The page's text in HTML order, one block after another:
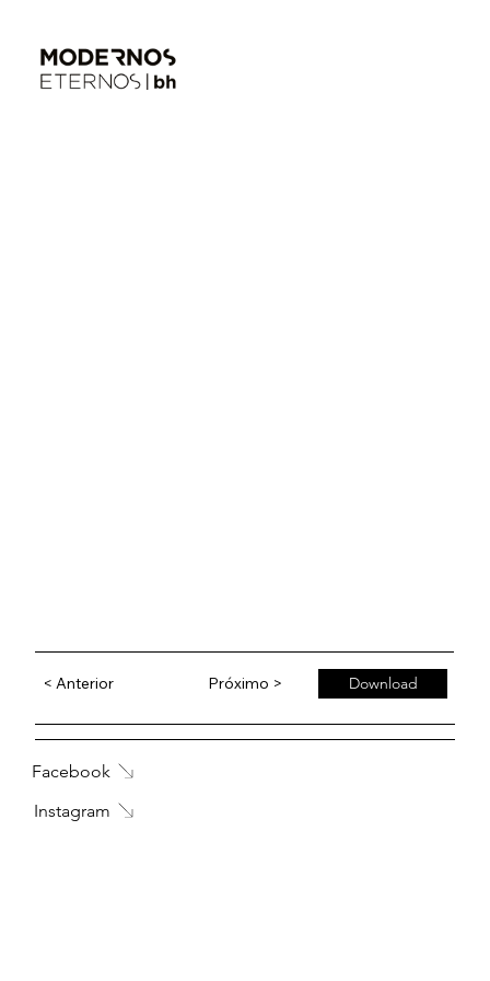
< Anterior Próximo > Download
Facebook
Instagram